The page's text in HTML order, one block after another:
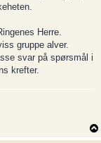
Herre.
gruppe alver.
svar på spørsmål i
krefter.